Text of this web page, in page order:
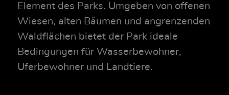
Element des Parks. Umgeben von offenen
Wiesen, alten Bäumen und angrenzenden
Waldflächen bietet der Park ideale
Bedingungen für Wasserbewohner,
Uferbewohner und Landtiere.